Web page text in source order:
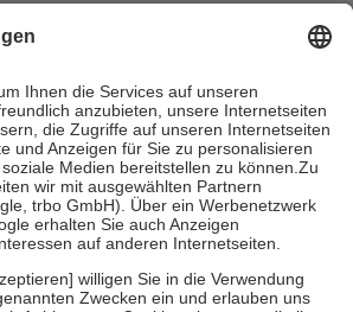
Zuzahlungen in Höhe von zehn
Es sind jedoch nie mehr als die tatsächlichen
entrichten.
auch für Online-Apotheken.
Krankenpflege beträgt die
der Kosten sowie zehn Euro je
Versicherten für ihre eigene Gesundheit zu
Stellung der Familie zu unterstützen,
an bei:
bis zum vollendeten 18. Lebensjahr